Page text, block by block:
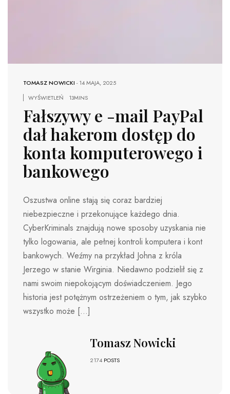
TOMASZ NOWICKI -14 MAJA, 2025
WYŚWIETLEŃ
13MINS
Fałszywy e -mail PayPal
dał hakerom dostęp do
konta komputerowego i
bankowego
Oszustwa online stają się coraz bardziej
niebezpieczne i przekonujące każdego dnia.
CyberKriminals znajdują nowe sposoby uzyskania nie
tylko logowania, ale pełnej kontroli komputera i kont
bankowych. Weźmy na przykład Johna z króla
Jerzego w stanie Wirginia. Niedawno podzielił się z
nami swoim niepokojącym doświadczeniem. Jego
historia jest potężnym ostrzeżeniem o tym, jak szybko
wszystko może […]
Tomasz Nowicki
2174 POSTS